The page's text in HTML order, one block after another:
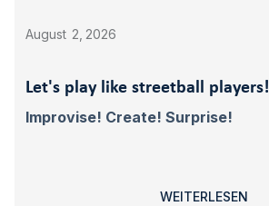
August 2 2026
Let's play like streetball players!
Improvise! Create! Surprise!
WEITERLESEN